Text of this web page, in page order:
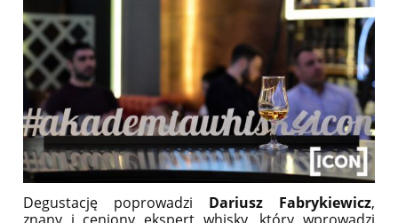
Degustację poprowadzi Dariusz Fabrykiewicz,